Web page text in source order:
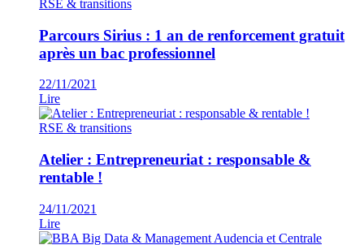
RSE & transitions
Parcours Sirius : 1 an de renforcement gratuit
après un bac professionnel
22/11/2021
Lire
RSE & transitions
Atelier : Entrepreneuriat : responsable &
rentable !
24/11/2021
Lire